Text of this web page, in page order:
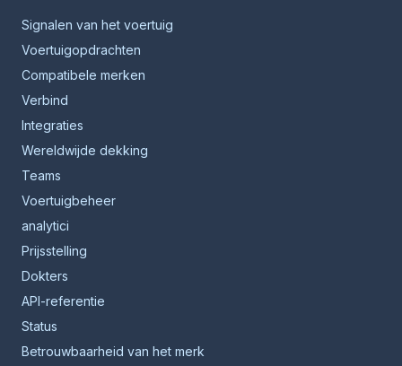
Signalen van het voertuig
Voertuigopdrachten
Compatibele merken
Verbind
Integraties
Wereldwijde dekking
Teams
Voertuigbeheer
analytici
Prijsstelling
Dokters
API-referentie
Status
Betrouwbaarheid van het merk